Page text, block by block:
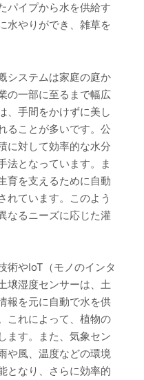
パイプから水を供給す
水やりができ、雑草を
システムは家庭の庭か
の一部に至るまで幅広
、手間をかけずに美し
ることが多いです。公
に対して効率的な水分
法となっています。ま
育を支えるために自動
れています。このよう
なるニーズに応じた灌
術やIoT（モノのインタ
壌湿度センサーは、土
報を元に自動で水を供
これによって、植物の
ます。また、気象セン
や風、温度などの環境
となり、さらに効率的